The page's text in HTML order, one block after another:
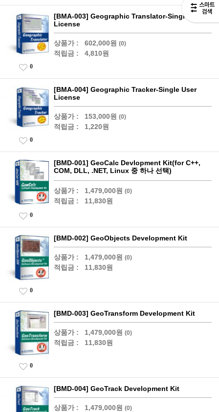
[BMA-003] Geographic Translator-Single User
License
상품가 : 602,000원 (0)
적립금 : 4,810원
0
[BMA-004] Geographic Tracker-Single User
License
상품가 : 153,000원 (0)
적립금 : 1,220원
0
[BMD-001] GeoCalc Devlopment Kit(for C++,
COM, DLL, .NET, Linux 중 하나 선택)
상품가 : 1,479,000원 (0)
적립금 : 11,830원
0
[BMD-002] GeoObjects Development Kit
상품가 : 1,479,000원 (0)
적립금 : 11,830원
0
[BMD-003] GeoTransform Development Kit
상품가 : 1,479,000원 (0)
적립금 : 11,830원
0
[BMD-004] GeoTrack Development Kit
상품가 : 1,479,000원 (0)